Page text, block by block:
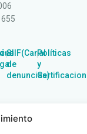
|SIIF(Canal
de
denuncias)
|Políticas
y